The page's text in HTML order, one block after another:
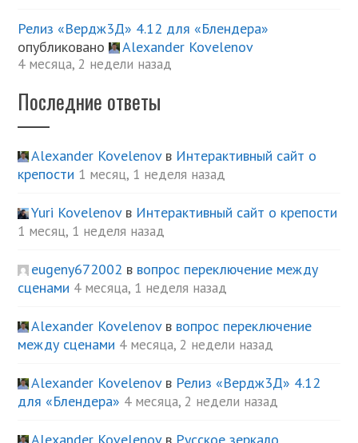
Релиз «Вердж3Д» 4.12 для «Блендера»
опубликовано
Alexander Kovelenov
4 месяца, 2 недели назад
Последние ответы
Alexander Kovelenovв Интерактивный сайт о
крепости 1 месяц, 1 неделя назад
Yuri Kovelenovв Интерактивный сайт о крепости
1 месяц, 1 неделя назад
eugeny672002 в вопрос переключение между
сценами 4 месяца, 1 неделя назад
Alexander Kovelenovв вопрос переключение
между сценами 4 месяца, 2 недели назад
Alexander Kovelenovв Релиз «Вердж3Д» 4.12
для «Блендера» 4 месяца, 2 недели назад
Alexander Kovelenovв Русское зеркало